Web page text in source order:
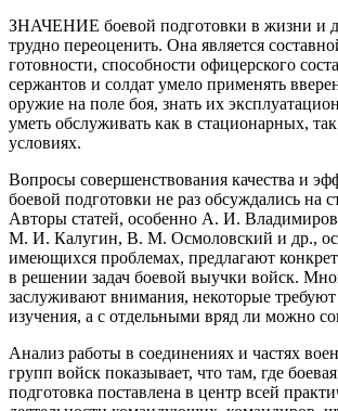
ЗНАЧЕНИЕ боевой подготовки в жизни и
трудно переоценить. Она является
готовности, способности офицерского
сержантов и солдат умело применять
оружие на поле боя, знать их
уметь обслуживать как в стационарных,
условиях.
Вопросы совершенствования качества и
боевой подготовки не раз обсуждались на
Авторы статей, особенно А. И.
М. И. Калугин, В. М. Осмоловский и др.,
имеющихся проблемах, предлагают
в решении задач боевой выучки войск.
заслуживают внимания, некоторые
изучения, а с отдельными вряд ли можно
Анализ работы в соединениях и частях
групп войск показывает, что там, где
подготовка поставлена в центр всей